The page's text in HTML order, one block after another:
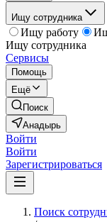
Ищу сотрудника
Ищу работу
Ищу сотрудника
Сервисы
Помощь
Ещё
Поиск
Анадырь
Войти
Войти
Зарегистрироваться
Поиск